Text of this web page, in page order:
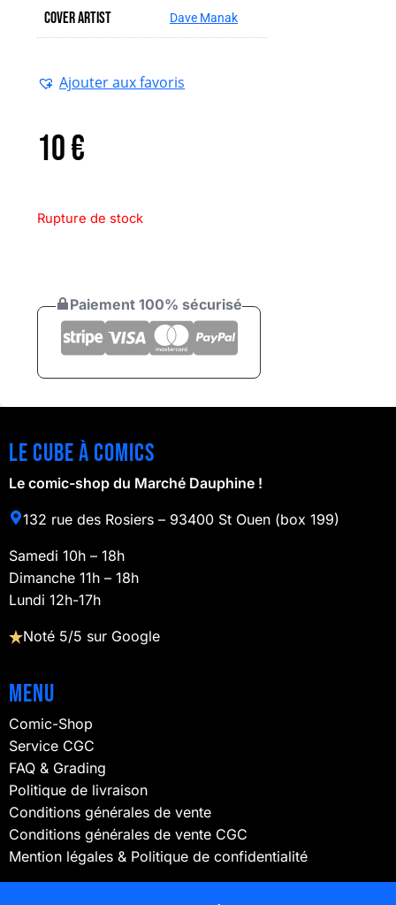
Cover artist Dave Manak
Ajouter aux favoris
10€
Rupture de stock
Paiement 100% sécurisé
Le cube à comics
Le comic-shop du Marché Dauphine !
132 rue des Rosiers – 93400 St Ouen (box 199)
Samedi 10h – 18h
Dimanche 11h – 18h
Lundi 12h-17h
Noté 5/5 sur Google
Menu
Comic-Shop
Service CGC
FAQ & Grading
Politique de livraison
Conditions générales de vente
Conditions générales de vente CGC
Mention légales & Politique de confidentialité